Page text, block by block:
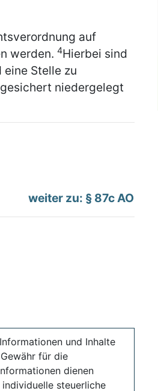
auf
werden. 4Hierbei sind
Stelle zu
niedergelegt
weiter zu: § 87c AO
und Inhalte
für die
dienen
steuerliche